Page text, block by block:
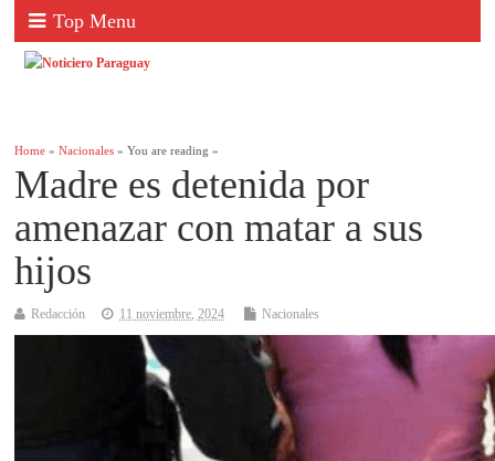
Top Menu
Home »Nacionales » You are reading »
Madre es detenida por
amenazar con matar a sus
hijos
Redacción 11 noviembre, 2024 Nacionales